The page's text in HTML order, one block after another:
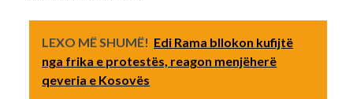
LEXO MË SHUMË! Edi Rama bllokon kufijtë
nga frika e protestës, reagon menjëherë
qeveria e Kosovës